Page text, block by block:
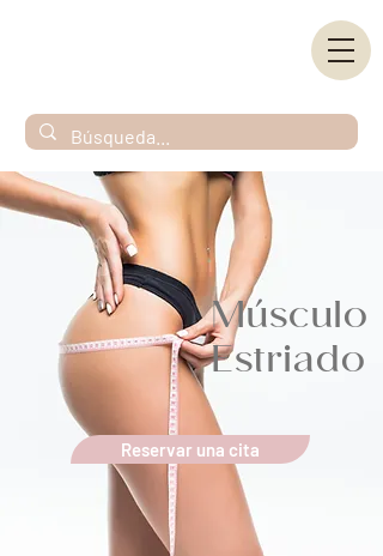
Músculo
Estriado
Reservar una cita